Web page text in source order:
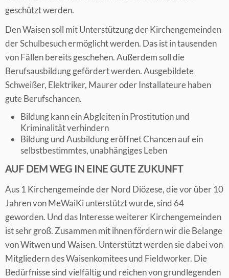
geschützt werden.
Den Waisen soll mit Unterstützung der Kirchengemeinden
der Schulbesuch ermöglicht werden. Das ist in tausenden
von Fällen bereits geschehen. Außerdem soll die
Berufsausbildung gefördert werden. Ausgebildete
Schweißer, Elektriker, Maurer oder Installateure haben
gute Berufschancen.
Bildung kann ein Abgleiten in Prostitution und
Kriminalität verhindern
Bildung und Ausbildung eröffnet Chancen auf ein
selbstbestimmtes, unabhängiges Leben
AUF DEM WEG IN EINE GUTE ZUKUNFT
Aus 1 Kirchengemeinde der Nord Diözese, die vor über 10
Jahren von MeWaiKi unterstützt wurde, sind 64
geworden. Und das Interesse weiterer Kirchengemeinden
ist sehr groß. Zusammen mit ihnen fördern wir die Belange
von Witwen und Waisen. Unterstützt werden sie dabei von
Mitgliedern des Waisenkomitees und Fieldworker. Die
Bedürfnisse sind vielfältig und reichen von grundlegenden